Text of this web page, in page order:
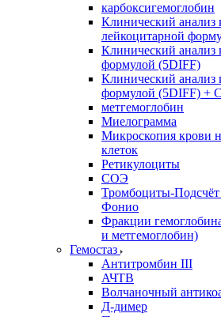
карбоксигемоглобин
Клинический анализ
лейкоцитарной
Клинический анализ
формулой (5DIFF)
Клинический анализ
формулой (5DIFF) +
метгемоглобин
Миелограмма
Микроскопия крови
клеток
Ретикулоциты
СОЭ
Тромбоциты-Подсчёт
Фонио
Фракции
и метгемоглобин)
Гемостаз
Антитромбин III
АЧТВ
Волчаночный
Д-димер